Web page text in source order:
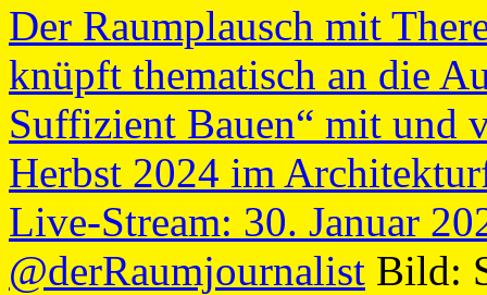
Der Raumplausch mit
knüpft thematisch an die
Suffizient Bauen“ mit und
Herbst 2024 im
Live-Stream: 30. Januar
@derRaumjournalist Bild: